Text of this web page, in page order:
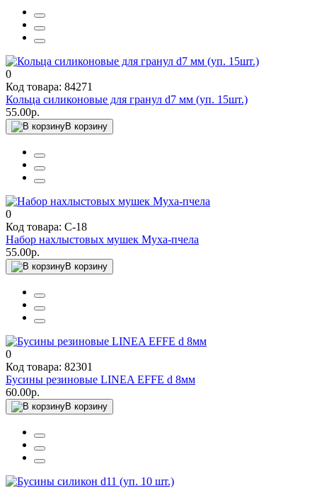
0
Код товара: 84271
Кольца силиконовые для гранул d7 мм (уп. 15шт.)
55.00р.
В корзину
0
Код товара: C-18
Набор нахлыстовых мушек Муха-пчела
55.00р.
В корзину
0
Код товара: 82301
Бусины резиновые LINEA EFFE d 8мм
60.00р.
В корзину